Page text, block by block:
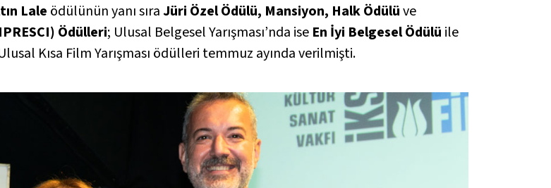
Lale ödülünün yanı sıraJüri Özel Ödülü, Mansiyon, Halk Ödülüve
Ödülleri; Ulusal Belgesel Yarışması’nda ise En İyi Belgesel Ödülü ile
Kısa Film Yarışması ödülleri temmuz ayında verilmişti.